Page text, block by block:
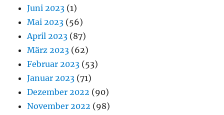
Juni 2023 (1)
Mai 2023 (56)
April 2023 (87)
März 2023 (62)
Februar 2023 (53)
Januar 2023 (71)
Dezember 2022 (90)
November 2022 (98)